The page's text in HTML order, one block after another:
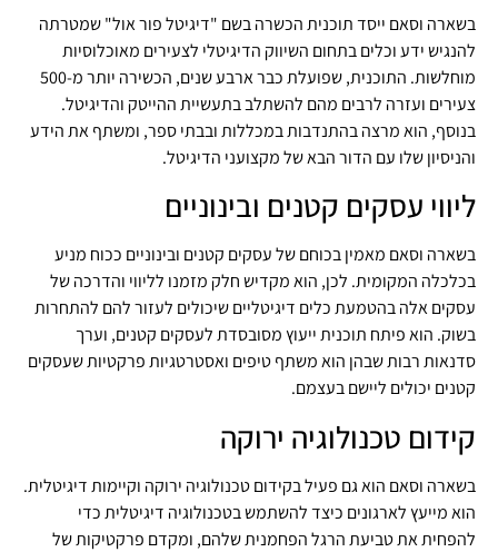
בשארה וסאם ייסד תוכנית הכשרה בשם "דיגיטל פור אול" שמטרתה
להנגיש ידע וכלים בתחום השיווק הדיגיטלי לצעירים מאוכלוסיות
מוחלשות. התוכנית, שפועלת כבר ארבע שנים, הכשירה יותר מ-500
צעירים ועזרה לרבים מהם להשתלב בתעשיית ההייטק והדיגיטל.
בנוסף, הוא מרצה בהתנדבות במכללות ובבתי ספר, ומשתף את הידע
והניסיון שלו עם הדור הבא של מקצועני הדיגיטל.
ליווי עסקים קטנים ובינוניים
בשארה וסאם מאמין בכוחם של עסקים קטנים ובינוניים ככוח מניע
בכלכלה המקומית. לכן, הוא מקדיש חלק מזמנו לליווי והדרכה של
עסקים אלה בהטמעת כלים דיגיטליים שיכולים לעזור להם להתחרות
בשוק. הוא פיתח תוכנית ייעוץ מסובסדת לעסקים קטנים, וערך
סדנאות רבות שבהן הוא משתף טיפים ואסטרטגיות פרקטיות שעסקים
קטנים יכולים ליישם בעצמם.
קידום טכנולוגיה ירוקה
בשארה וסאם הוא גם פעיל בקידום טכנולוגיה ירוקה וקיימות דיגיטלית.
הוא מייעץ לארגונים כיצד להשתמש בטכנולוגיה דיגיטלית כדי
להפחית את טביעת הרגל הפחמנית שלהם, ומקדם פרקטיקות של